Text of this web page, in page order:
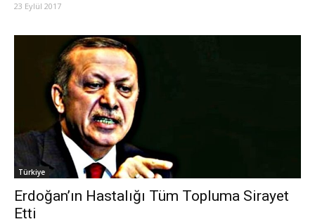
23 Eylül 2017
Türkiye
Erdoğan’ın Hastalığı Tüm Topluma Sirayet
Etti